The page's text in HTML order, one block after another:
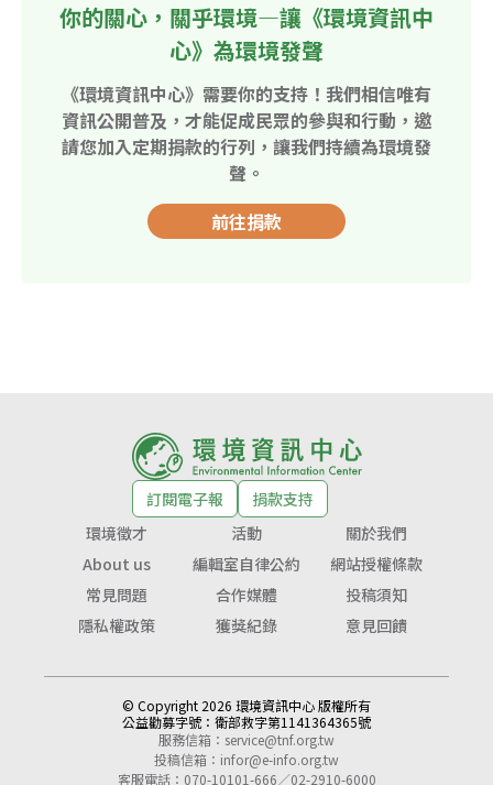
你的關心，關乎環境—讓《環境資訊中
心》為環境發聲
《環境資訊中心》需要你的支持！我們相信唯有
資訊公開普及，才能促成民眾的參與和行動，邀
請您加入定期捐款的行列，讓我們持續為環境發
聲。
前往捐款
訂閱電子報
捐款支持
環境徵才
活動
關於我們
About us
編輯室自律公約
網站授權條款
常見問題
合作媒體
投稿須知
隱私權政策
獲獎紀錄 意見回饋
© Copyright 2026 環境資訊中心 版權所有
公益勸募字號： 衛部救字第1141364365號
服務信箱： service@tnf.org.tw
投稿信箱： infor@e-info.org.tw
客服電話：070-10101-666／02-2910-6000